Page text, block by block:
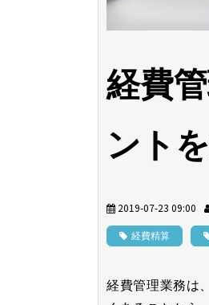
経費
ント
2019-07-23 09:00
経費精算
経費管理業務は